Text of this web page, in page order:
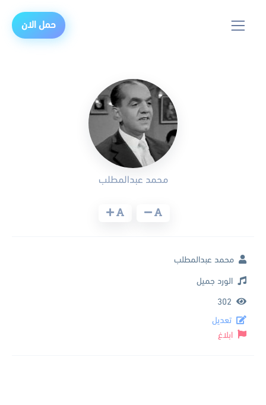
حمل الان
محمد عبدالمطلب
محمد عبدالمطلب
الورد جميل
302
تعديل
ابلاغ